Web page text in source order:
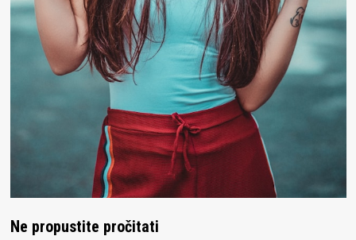
Ne propustite pročitati